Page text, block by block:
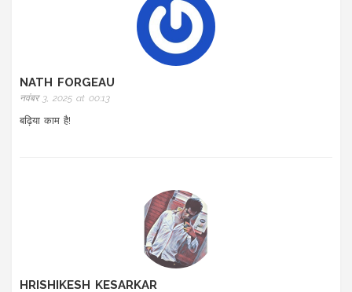
NATH FORGEAU
नवंबर 3, 2025 at 00:13
बढ़िया काम है!
HRISHIKESH KESARKAR